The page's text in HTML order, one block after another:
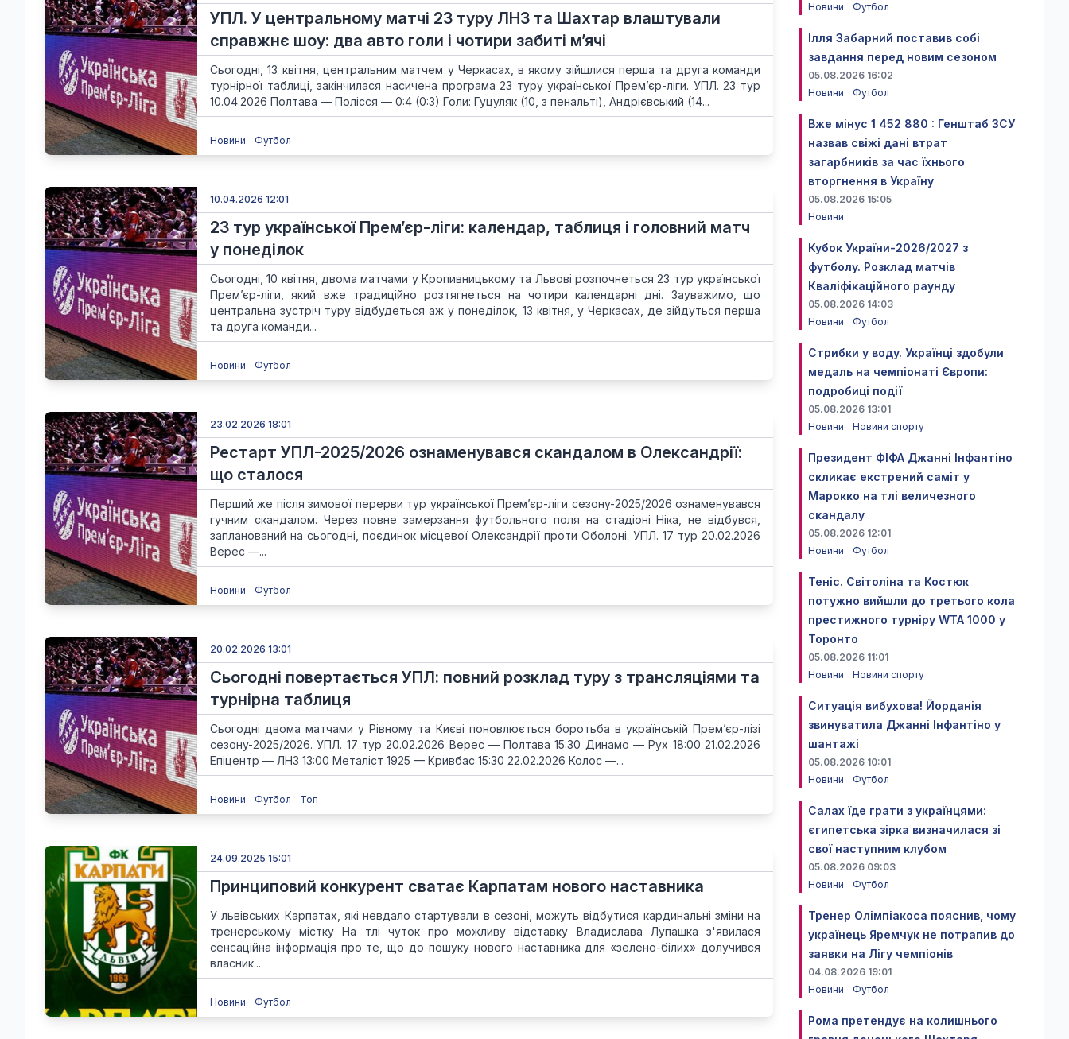
УПЛ. У центральному матчі 23 туру ЛНЗ та Шахтар влаштували
справжнє шоу: два авто голи і чотири забиті м’ячі
Сьогодні, 13 квітня, центральним матчем у Черкасах, в якому зійшлися перша та друга команди
турнірної таблиці, закінчилася насичена програма 23 туру української Прем’єр-ліги. УПЛ. 23 тур
10.04.2026 Полтава — Полісся — 0:4 (0:3) Голи: Гуцуляк (10, з пенальті), Андрієвський (14...
Новини Футбол
10.04.2026 12:01
23 тур української Прем’єр-ліги: календар, таблиця і головний матч
у понеділок
Сьогодні, 10 квітня, двома матчами у Кропивницькому та Львові розпочнеться 23 тур української
Прем’єр-ліги, який вже традиційно розтягнеться на чотири календарні дні. Зауважимо, що
центральна зустріч туру відбудеться аж у понеділок, 13 квітня, у Черкасах, де зійдуться перша
та друга команди...
Новини Футбол
23.02.2026 18:01
Рестарт УПЛ-2025/2026 ознаменувався скандалом в Олександрії:
що сталося
Перший же після зимової перерви тур української Прем’єр-ліги сезону-2025/2026 ознаменувався
гучним скандалом. Через повне замерзання футбольного поля на стадіоні Ніка, не відбувся,
запланований на сьогодні, поєдинок місцевої Олександрії проти Оболоні. УПЛ. 17 тур 20.02.2026
Верес —...
Новини Футбол
20.02.2026 13:01
Сьогодні повертається УПЛ: повний розклад туру з трансляціями та
турнірна таблиця
Сьогодні двома матчами у Рівному та Києві поновлюється боротьба в українській Прем’єр-лізі
сезону-2025/2026. УПЛ. 17 тур 20.02.2026 Верес — Полтава 15:30 Динамо — Рух 18:00 21.02.2026
Епіцентр — ЛНЗ 13:00 Металіст 1925 — Кривбас 15:30 22.02.2026 Колос —...
Новини Футбол Топ
24.09.2025 15:01
Принциповий конкурент сватає Карпатам нового наставника
У львівських Карпатах, які невдало стартували в сезоні, можуть відбутися кардинальні зміни на
тренерському містку На тлі чуток про можливу відставку Владислава Лупашка з'явилася
сенсаційна інформація про те, що до пошуку нового наставника для «зелено-білих» долучився
власник...
Новини Футбол
Новини
Футбол
Ілля Забарний поставив собі
завдання перед новим сезоном
05.08.2026 16:02
Новини
Футбол
Вже мінус 1 452 880 : Генштаб ЗСУ
назвав свіжі дані втрат
загарбників за час їхнього
вторгнення в Україну
05.08.2026 15:05
Новини
Кубок України-2026/2027 з
футболу. Розклад матчів
Кваліфікаційного раунду
05.08.2026 14:03
Новини
Футбол
Стрибки у воду. Українці здобули
медаль на чемпіонаті Європи:
подробиці події
05.08.2026 13:01
Новини
Новини спорту
Президент ФІФА Джанні Інфантіно
скликає екстрений саміт у
Марокко на тлі величезного
скандалу
05.08.2026 12:01
Новини
Футбол
Теніс. Світоліна та Костюк
потужно вийшли до третього кола
престижного турніру WTA 1000 у
Торонто
05.08.2026 11:01
Новини
Новини спорту
Ситуація вибухова! Йорданія
звинуватила Джанні Інфантіно у
шантажі
05.08.2026 10:01
Новини
Футбол
Салах їде грати з українцями:
єгипетська зірка визначилася зі
свої наступним клубом
05.08.2026 09:03
Новини
Футбол
Тренер Олімпіакоса пояснив, чому
українець Яремчук не потрапив до
заявки на Лігу чемпіонів
04.08.2026 19:01
Новини
Футбол
Рома претендує на колишнього